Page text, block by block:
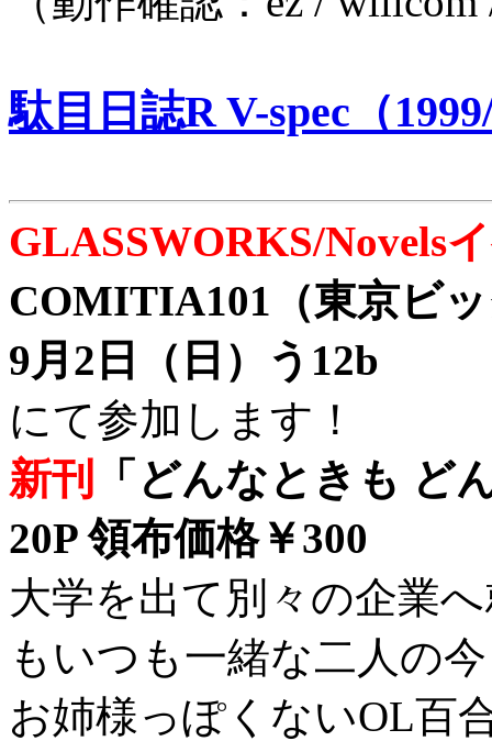
駄目日誌R V-spec（
GLASSWORKS/Novels
COMITIA101（東京ビ
9月2日（日）う12b
にて参加します！
新刊
「どんなときも ど
20P 領布価格￥300
大学を出て別々の企業
もいつも一緒な二人の
お姉様っぽくないOL百